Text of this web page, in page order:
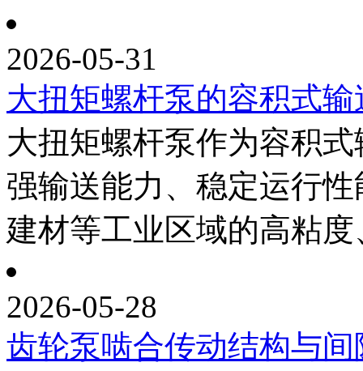
2026-05-31
大扭矩螺杆泵的容积式
大扭矩螺杆泵作为容积
强输送能力、稳定运行
建材等工业区域的高粘
2026-05-28
齿轮泵啮合传动结构与